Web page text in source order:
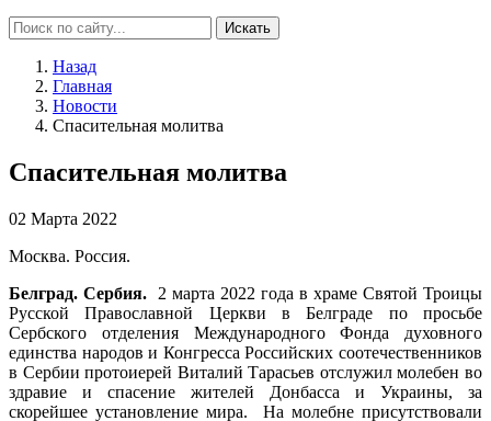
Искать
Назад
Главная
Новости
Спасительная молитва
Спасительная молитва
02 Марта 2022
Москва. Россия.
Белград. Сербия. 2 марта 2022 года в храме Святой Троицы
Русской Православной Церкви в Белграде по просьбе
Сербского отделения Международного Фонда духовного
единства народов и Конгресса Российских соотечественников
в Сербии протоиерей Виталий Тарасьев отслужил молебен во
здравие и спасение жителей Донбасса и Украины, за
скорейшее установление мира. На молебне присутствовали